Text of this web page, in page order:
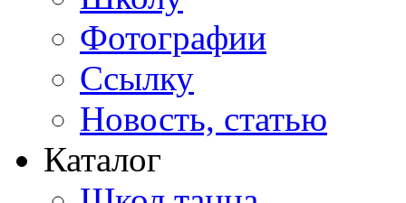
Фотографии
Ссылку
Новость, статью
Каталог